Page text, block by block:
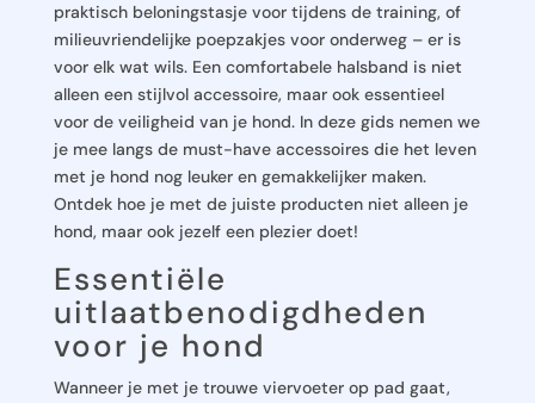
praktisch beloningstasje voor tijdens de training, of
milieuvriendelijke poepzakjes voor onderweg – er is
voor elk wat wils. Een comfortabele halsband is niet
alleen een stijlvol accessoire, maar ook essentieel
voor de veiligheid van je hond. In deze gids nemen we
je mee langs de must-have accessoires die het leven
met je hond nog leuker en gemakkelijker maken.
Ontdek hoe je met de juiste producten niet alleen je
hond, maar ook jezelf een plezier doet!
Essentiële
uitlaatbenodigdheden
voor je hond
Wanneer je met je trouwe viervoeter op pad gaat,